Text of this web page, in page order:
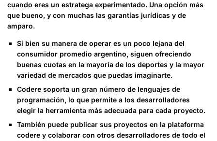
cuando eres un estratega experimentado. Una opción más
que bueno, y con muchas las garantías jurídicas y de
amparo.
Si bien su manera de operar es un poco lejana del
consumidor promedio argentino, siguen ofreciendo
buenas cuotas en la mayoría de los deportes y la mayor
variedad de mercados que puedas imaginarte.
Codere soporta un gran número de lenguajes de
programación, lo que permite a los desarrolladores
elegir la herramienta más adecuada para cada proyecto.
También puede publicar sus proyectos en la plataforma
codere y colaborar con otros desarrolladores de todo el